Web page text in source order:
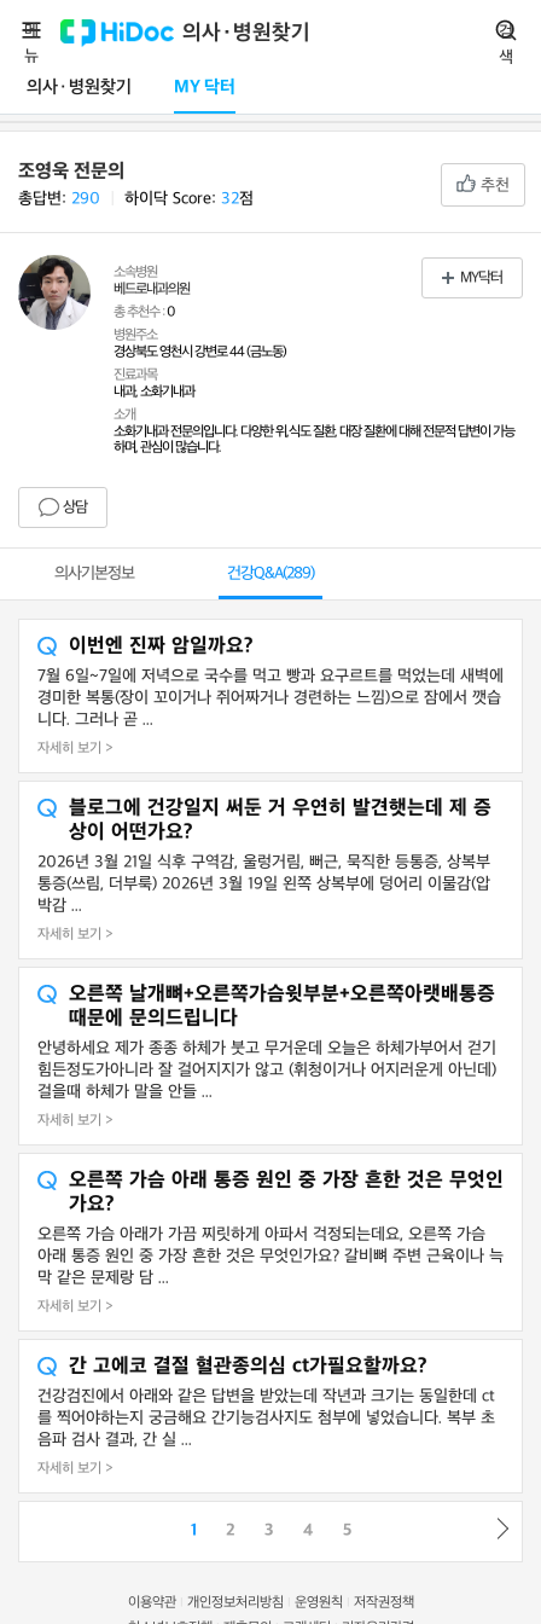
의사·병원찾기
의사·병원찾기 MY 닥터
메
뉴
검
색
조영욱 전문의
총답변: 290 하이닥 Score: 32점
추천
소속병원
베드로내과의원
총 추천수 :0
병원주소
경상북도 영천시 강변로 44 (금노동)
진료과목
내과, 소화기내과
소개
소화기내과 전문의입니다. 다양한 위,식도 질환, 대장 질환에 대해 전문적 답변이 가능
하며, 관심이 많습니다.
상담
MY닥터
의사기본정보 건강Q&A(289)
이번엔 진짜 암일까요?
7월 6일~7일에 저녁으로 국수를 먹고 빵과 요구르트를 먹었는데 새벽에
경미한 복통(장이 꼬이거나 쥐어짜거나 경련하는 느낌)으로 잠에서 깻습
니다. 그러나 곧 ...
자세히 보기 >
블로그에 건강일지 써둔 거 우연히 발견햇는데 제 증
상이 어떤가요?
2026년 3월 21일 식후 구역감, 울렁거림, 뻐근, 묵직한 등통증, 상복부
통증(쓰림, 더부룩) 2026년 3월 19일 왼쪽 상복부에 덩어리 이물감(압
박감 ...
자세히 보기 >
오른쪽 날개뼈+오른쪽가슴윗부분+오른쪽아랫배통증
때문에 문의드립니다
안녕하세요 제가 종종 하체가 붓고 무거운데 오늘은 하체가부어서 걷기
힘든정도가아니라 잘 걸어지지가 않고 (휘청이거나 어지러운게 아닌데)
걸을때 하체가 말을 안들 ...
자세히 보기 >
오른쪽 가슴 아래 통증 원인 중 가장 흔한 것은 무엇인
가요?
오른쪽 가슴 아래가 가끔 찌릿하게 아파서 걱정되는데요, 오른쪽 가슴
아래 통증 원인 중 가장 흔한 것은 무엇인가요? 갈비뼈 주변 근육이나 늑
막 같은 문제랑 담 ...
자세히 보기 >
간 고에코 결절 혈관종의심 ct가필요할까요?
건강검진에서 아래와 같은 답변을 받았는데 작년과 크기는 동일한데 ct
를 찍어야하는지 궁금해요 간기능검사지도 첨부에 넣었습니다. 복부 초
음파 검사 결과, 간 실 ...
자세히 보기 >
1 2 3 4 5
이용약관 개인정보처리방침 운영원칙
저작권정책